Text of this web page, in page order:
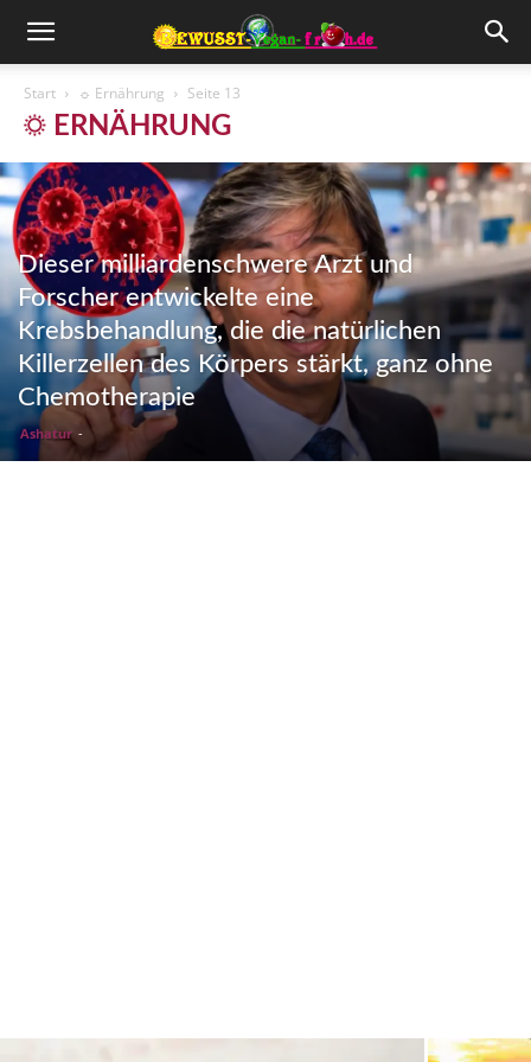
Start ☼ Ernährung Seite 13
☼ ERNÄHRUNG
Dieser milliardenschwere Arzt und
Forscher entwickelte eine
Krebsbehandlung, die die natürlichen
Killerzellen des Körpers stärkt, ganz ohne
Chemotherapie
Ashatur -